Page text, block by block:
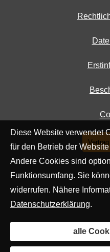
Diese Website verwendet
für den Betrieb der
Andere Cookies sind
Funktionsumfang. Sie
widerrufen. Nähere
Datenschutzerklärung.
alle